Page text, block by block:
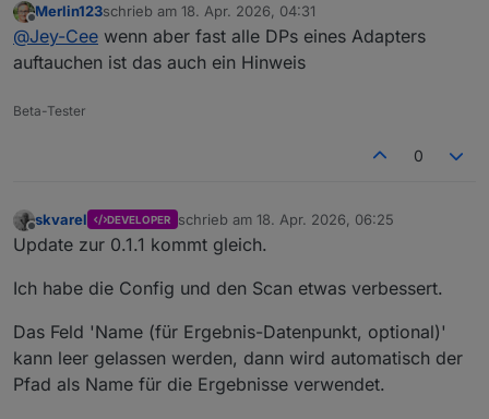
der Systemlast verursacht.
Aber ich muss sagen alles zu scannen bringt nichts,
weil man die DP der Adapter nicht löschen kann. Da
Offline
Merlin123schrieb am 18. Apr. 2026, 04:31
zuletzt editiert von
@Jey-Cee wenn aber fast alle DPs eines Adapters
auftauchen ist das auch ein Hinweis
Beta-Tester
0
Offline
skvarel DEVELOPER schrieb am 18. Apr. 2026, 06:25
zuletzt editiert von
Update zur 0.1.1 kommt gleich.
Ich habe die Config und den Scan etwas verbessert.
Das Feld 'Name (für Ergebnis-Datenpunkt, optional)'
kann leer gelassen werden, dann wird automatisch der
Pfad als Name für die Ergebnisse verwendet.